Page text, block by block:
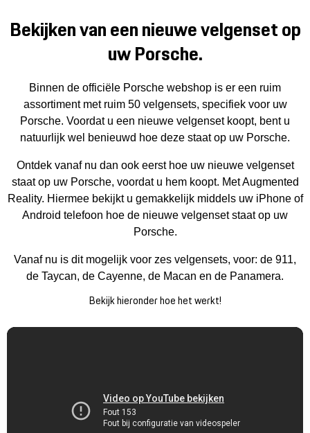
Klantenservice
Meer Porsche
Porsche informatie
Bekijken van een nieuwe velgenset op
uw Porsche.
Binnen de officiële Porsche webshop is er een ruim
assortiment met ruim 50 velgensets, specifiek voor uw
Porsche. Voordat u een nieuwe velgenset koopt, bent u
natuurlijk wel benieuwd hoe deze staat op uw Porsche.
Ontdek vanaf nu dan ook eerst hoe uw nieuwe velgenset
staat op uw Porsche, voordat u hem koopt. Met Augmented
Reality. Hiermee bekijkt u gemakkelijk middels uw iPhone of
Android telefoon hoe de nieuwe velgenset staat op uw
Porsche.
Vanaf nu is dit mogelijk voor zes velgensets, voor: de 911,
de Taycan, de Cayenne, de Macan en de Panamera.
Bekijk hieronder hoe het werkt!